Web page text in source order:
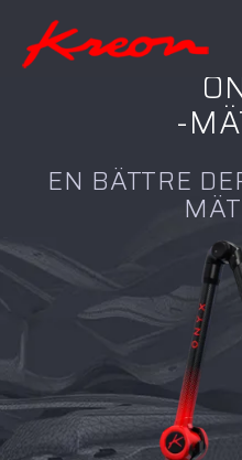
-
EN BÄTTRE